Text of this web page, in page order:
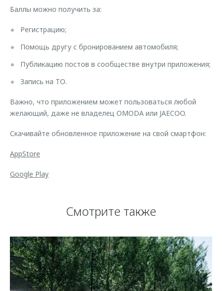
Баллы можно получить за:
Регистрацию;
Помощь другу с бронированием автомобиля;
Публикацию постов в сообществе внутри приложения;
Запись на ТО.
Важно, что приложением может пользоваться любой
желающий, даже не владелец OMODA или JAECOO.
Скачивайте обновленное приложение на свой смартфон:
AppStore
Google Play
Смотрите также